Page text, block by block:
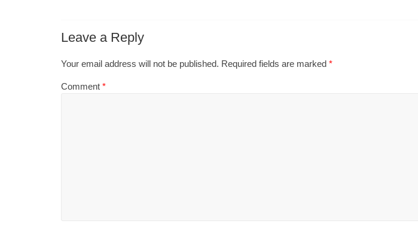
Leave a Reply
Your email address will not be published. Required fields are marked *
Comment *